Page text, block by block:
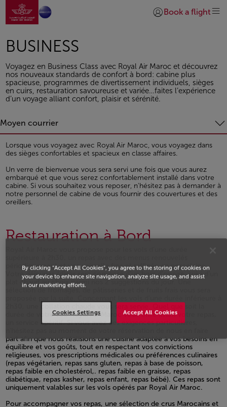
Saut au contenu principal
Aller à la page accueil
Se connecter |
Book a flight
BUSINESS
Voyagez en Business Class avec Royal Air Maroc et découvrez
nos nouveaux standards de confort à bord: cabine plus
spacieuse, programmes de divertissement individuels, sièges
en cuirs, restauration savoureuse et variée…faites l’expérience
d’un voyage alliant confort, plaisir et sérénité.
Moyen courrier
Lorsque vous voyagez avec Royal Air Maroc, vous voyagez dans
des sièges confortables et spacieux en classe affaires.
Un verre de bienvenue vous sera servi une fois que vous aurez
embarqué et que vous serez confortablement installé dans votre
cabine. Si vous souhaitez vous reposer, n'hésitez pas à demander à
notre personnel de cabine de vous fournir des couvertures et des
oreillers.
Restauration à Bord
périodiquement et une vaisselle fine et raffinée en porcelaine.
Votre déjeuner /dîner sera composé d’un hors d’œuvre, suivi d’un
plat chaud au choix parmi nos 2 suggestions du jour. Une
sélection de fromages, de pâtisseries et de fruits frais vous sera
durée de votre vol, Royal Air Maroc vous offre avant votre repas,
un service apéritif. Si vous avez des exigences particulières,
part afin que nous réalisions une cuisine adaptée à vos besoins en
équilibre et vos goûts, tout en respectant vos convictions
religieuses, vos prescriptions médicales ou préférences culinaires
(repas végétarien, repas sans gluten, repas à base de poisson,
repas faible en cholestérol,. repas faible en graisse, repas
diabétique, repas kasher, repas enfant, repas bébé). Ces repas sont
uniquement valables sur les vols opérés par Royal Air Maroc.
Open in a new window
Pour accompagner vos repas, une sélection de crus Marocains et
By clicking “Accept All Cookies”, you agree to the storing of cookies on
your device to enhance site navigation, analyze site usage, and assist
in our marketing efforts.
Accept All Cookies
Cookies Settings